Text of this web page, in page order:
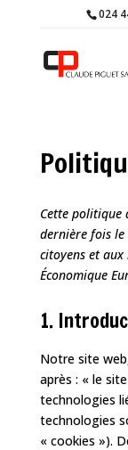
024
Cette politique
dernière fois le
citoyens et aux
Économique
1.
Notre site
après : « le
technologies
technologies
« cookies »).